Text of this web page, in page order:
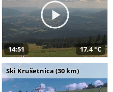
14:51 17,4 °C
Ski Krušetnica (30 km)